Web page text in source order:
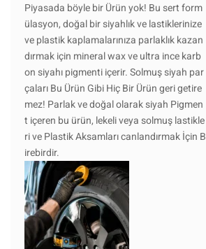
Piyasada böyle bir Ürün yok! Bu sert form
ülasyon, doğal bir siyahlık ve lastiklerinize
ve plastik kaplamalarınıza parlaklık kazan
dırmak için mineral wax ve ultra ince karb
on siyahı pigmenti içerir. Solmuş siyah par
çaları Bu Ürün Gibi Hiç Bir Ürün geri getire
mez! Parlak ve doğal olarak siyah Pigmen
t içeren bu ürün, lekeli veya solmuş lastikle
ri ve Plastik Aksamları canlandırmak İçin B
irebirdir.